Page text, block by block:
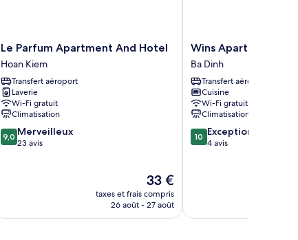
Le
Parfum
Apartment
And
Hotel
Hoan
Kiem
Le Parfum Apartment And Hotel
Hoan Kiem
Transfert aéroport
Laverie
Wi-Fi gratuit
Climatisation
9.0
sur
9,0 Merveilleux
23 avis
Le
nouveau
prix
33 €
taxes et frais compris
26 août - 27 août
Wins
Apartment
Ba
Dinh
Wins Apartment
Ba Dinh
Transfert aéroport
Cuisine
Wi-Fi gratuit
Climatisation
10.0
sur
10 Exceptionnel
4 avis